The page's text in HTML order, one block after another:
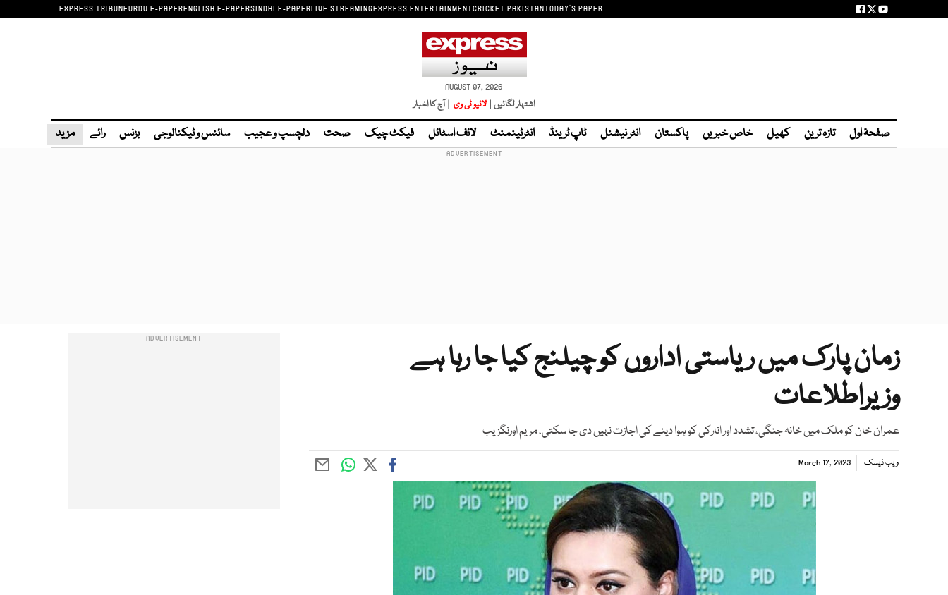
EXPRESS TRIBUNEURDU E-PAPERENGLISH E-PAPERSINDHI E-PAPERLIVE STREAMINGEXPRESS ENTERTAINMENTCRICKET PAKISTANTODAY'S PAPER
AUGUST 07, 2026
اشتہار لگائیں | لائیو ٹی وی | آج کا اخبار
صفحۂ اول تازہ ترین کھیل خاص خبریں پاکستان انٹر نیشنل ٹاپ ٹرینڈ انٹرٹینمنٹ لائف اسٹائل فیکٹ چیک صحت دلچسپ و عجیب سائنس و ٹیکنالوجی بزنس رائے مزید
زمان پارک میں ریاستی اداروں کو چیلنج کیا جا رہا ہے
وزیراطلاعات
عمران خان کو ملک میں خانہ جنگی، تشدد اور انارکی کو ہوا دینے کی اجازت نہیں دی جا سکتی، مریم اورنگزیب
ویب ڈیسک March 17, 2023